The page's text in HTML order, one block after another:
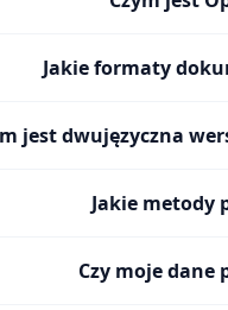
Jakie formaty
jest dwujęzyczna
Jakie metody
Czy moje dane